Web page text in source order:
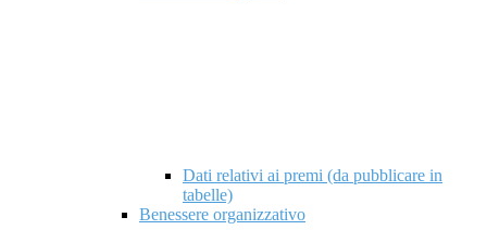
Dati relativi ai premi (da pubblicare in
tabelle)
Benessere organizzativo